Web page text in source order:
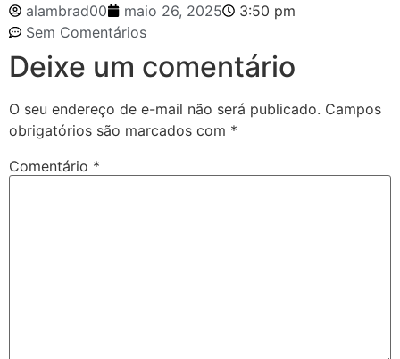
alambrad00
maio 26, 2025
3:50 pm
Sem Comentários
Deixe um comentário
O seu endereço de e-mail não será publicado. Campos
obrigatórios são marcados com *
Comentário *